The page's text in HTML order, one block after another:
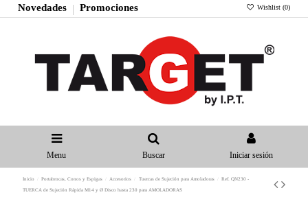
Novedades Promociones Wishlist (0)
Menu Buscar Iniciar sesión
Inicio Portabrocas, Conos y Espigas Accesorios Tuercas de Sujeción para Amoladoras
Ref. QN230 -
TUERCA de Sujeción Rápida M14 y Ø Disco hasta 230 para AMOLADORAS